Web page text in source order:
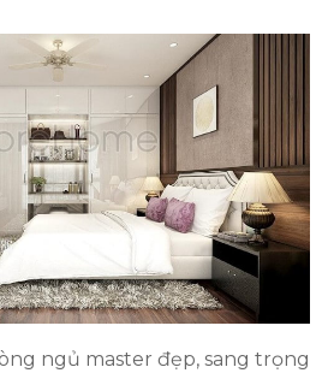
ngủ master đẹp, sang trọng